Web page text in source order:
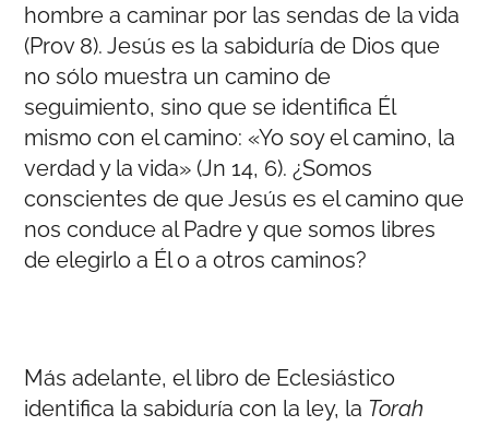
hombre a caminar por las sendas de la vida
(Prov 8). Jesús es la sabiduría de Dios que
no sólo muestra un camino de
seguimiento, sino que se identifica Él
mismo con el camino: «Yo soy el camino, la
verdad y la vida» (Jn 14, 6). ¿Somos
conscientes de que Jesús es el camino que
nos conduce al Padre y que somos libres
de elegirlo a Él o a otros caminos?
Más adelante, el libro de Eclesiástico
identifica la sabiduría con la ley, la Torah